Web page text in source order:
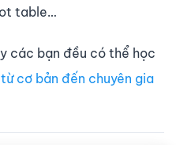
table…
các bạn đều có thể học
cơ bản đến chuyên gia